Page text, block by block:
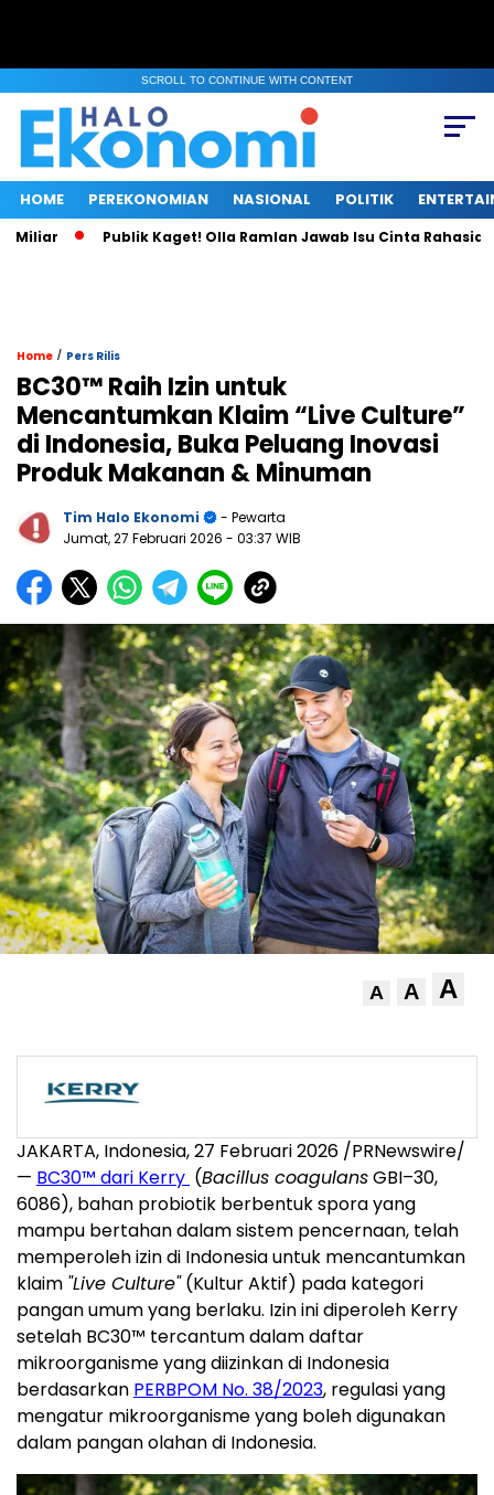
SCROLL TO CONTINUE WITH CONTENT
HOME PEREKONOMIAN NASIONAL POLITIK
Miliar Publik Kaget! Olla Ramlan Jawab Isu Cinta Rahasia
Home / Pers Rilis
BC30™ Raih Izin untuk
Mencantumkan Klaim “Live Culture”
di Indonesia, Buka Peluang Inovasi
Produk Makanan & Minuman
Tim Halo Ekonomi
- Pewarta
Jumat, 27 Februari 2026 - 03:37 WIB
A A A
JAKARTA, Indonesia, 27 Februari 2026 /PRNewswire/
— BC30™ dari Kerry (Bacillus coagulansGBI–30,
6086), bahan probiotik berbentuk spora yang
mampu bertahan dalam sistem pencernaan, telah
memperoleh izin di Indonesia untuk mencantumkan
klaim "Live Culture"(Kultur Aktif) pada kategori
pangan umum yang berlaku. Izin ini diperoleh Kerry
setelah BC30™ tercantum dalam daftar
mikroorganisme yang diizinkan di Indonesia
berdasarkan PERBPOM No. 38/2023, regulasi yang
mengatur mikroorganisme yang boleh digunakan
dalam pangan olahan di Indonesia.